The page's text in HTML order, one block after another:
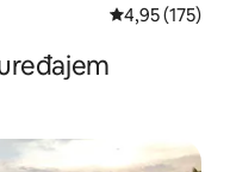
Prosječna
4,95 (175)